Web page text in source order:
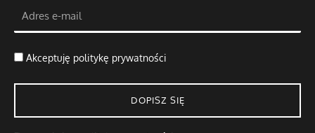
Akceptuję politykę prywatności
DOPISZ SIĘ